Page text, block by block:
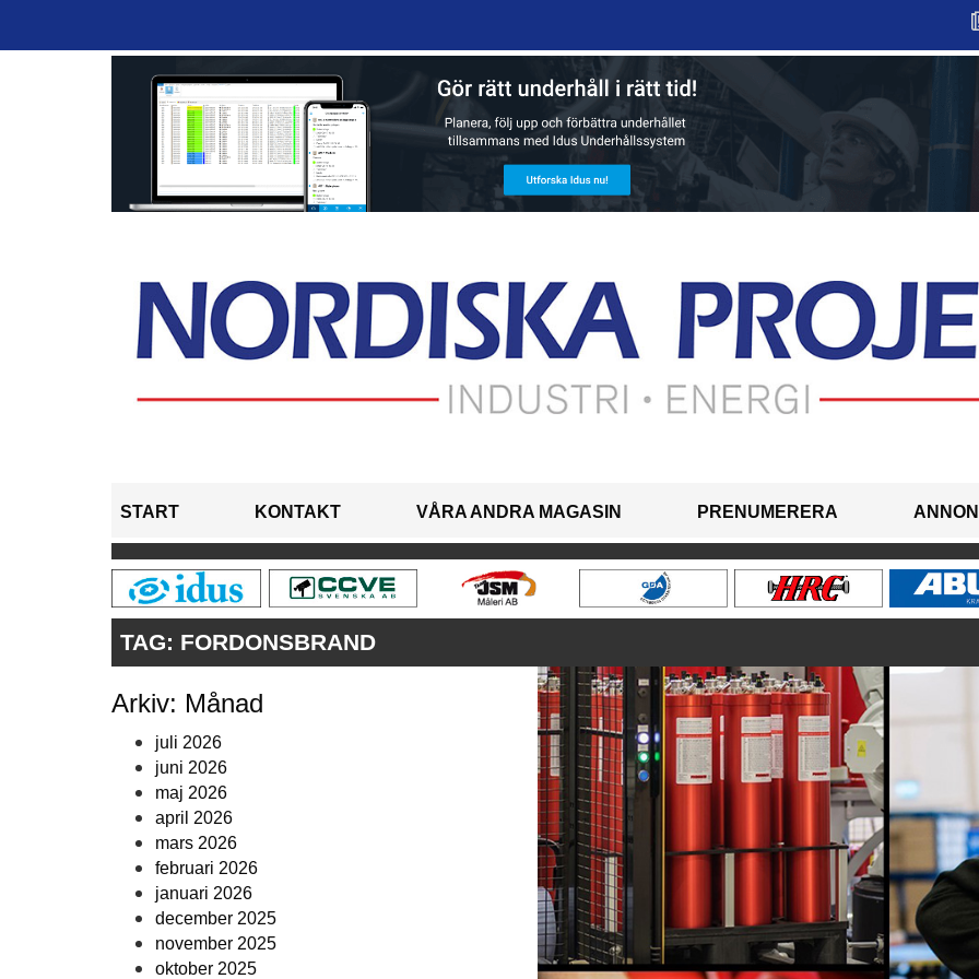
START KONTAKT VÅRA ANDRA MAGASIN PRENUMERERA
TAG: FORDONSBRAND
Arkiv: Månad
juli 2026
juni 2026
maj 2026
april 2026
mars 2026
februari 2026
januari 2026
december 2025
november 2025
oktober 2025